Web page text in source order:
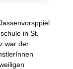
in St.
war der